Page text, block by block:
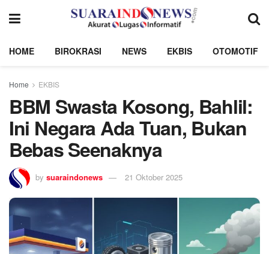
HOME BIROKRASI NEWS EKBIS OTOMOTIF
Home EKBIS
BBM Swasta Kosong, Bahlil:
Ini Negara Ada Tuan, Bukan
Bebas Seenaknya
by suaraindonews 21 Oktober 2025